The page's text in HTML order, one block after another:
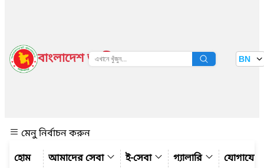
বাংলাদেশ জাতীয় তথ্য বাতায়ন BN
মেনু নির্বাচন করুন
আমাদের সেবা
ই-সেবা গ্যালারি